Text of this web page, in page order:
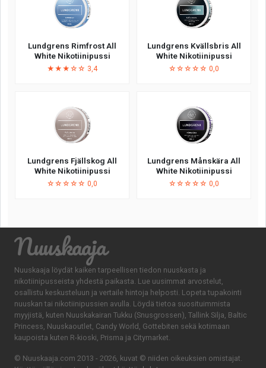
Lundgrens Rimfrost All
White Nikotiinipussi
★★★☆☆ 3,4
Lundgrens Kvällsbris All
White Nikotiinipussi
☆☆☆☆☆ 0,0
Lundgrens Fjällskog All
White Nikotiinipussi
☆☆☆☆☆ 0,0
Lundgrens Månskära All
White Nikotiinipussi
☆☆☆☆☆ 0,0
Nuuskaaja
Nuuskaaja löydät kaiken tarpeellisen tiedon nuuskasta ja
nikotiinipusseista yhdestä paikasta. Lue uusimmat arvostelut,
osallistu keskusteluun ja vertaile hintoja helposti. Lopeta tupakointi
nuuskan tai nikotiinipussien avulla. Löydä tietoa suosituimmista
myyjistä, kuten Nuuskakairan Tukku (Snusgrossen), Tallink Silja, Baltic
Princess, Nuuskaoutlet, Candy World, Gottebiten sekä kotimaan
kaupoista kuten R-kioski, Prisma ja Citymarket.
© Nuuskaaja.com 2013 - 2026, kuvat © niiden oikeuksien omistajat.